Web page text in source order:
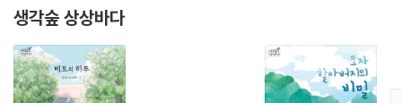
생각숲 상상바다